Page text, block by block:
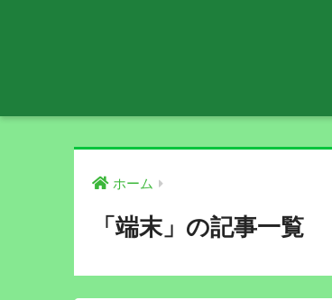
ホーム
「端末」の記事一覧